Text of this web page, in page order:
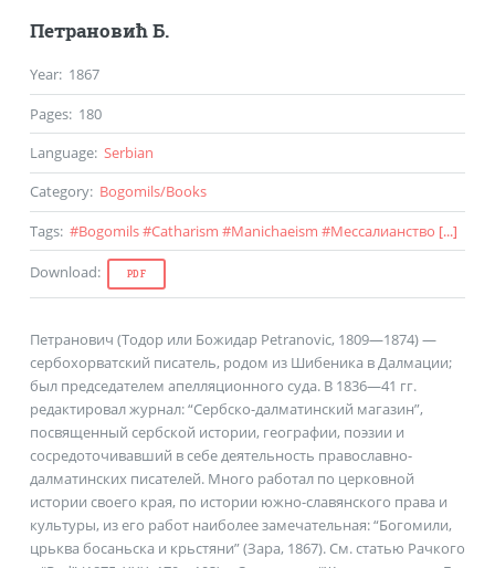
Петрановић Б.
Year: 1867
Pages: 180
Language: Serbian
Category: Bogomils/Books
Tags: #Bogomils#Catharism #Manichaeism #Мессалианство [...]
Download: PDF
Петранович (Тодор или Божидар Petranovic, 1809—1874) —
сербохорватский писатель, родом из Шибеника в Далмации;
был председателем апелляционного суда. В 1836—41 гг.
редактировал журнал: “Сербско-далматинский магазин”,
посвященный сербской истории, географии, поэзии и
сосредоточивавший в себе деятельность православно-
далматинских писателей. Много работал по церковной
истории своего края, по истории южно-славянского права и
культуры, из его работ наиболее замечательная: “Богомили,
црьква босаньска и крьстяни” (Зара, 1867). См. статью Рачкого